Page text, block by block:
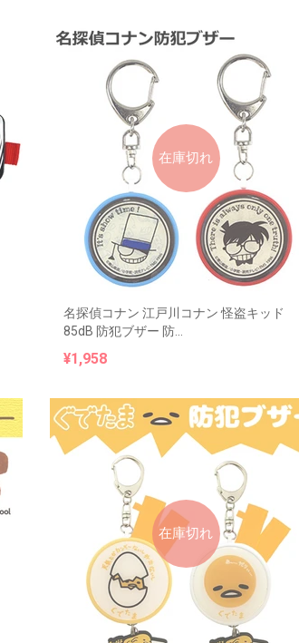
在庫切れ
名探偵コナン 江戸川コナン 怪盗キッド
85dB 防犯ブザー 防...
¥1,958
在庫切れ